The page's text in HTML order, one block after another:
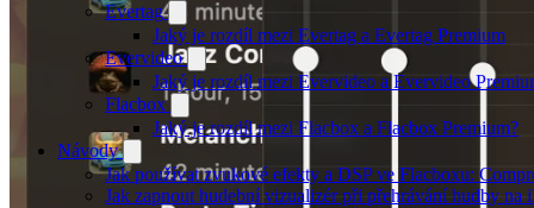
Evertag
Jaký je rozdíl mezi Evertag a Evertag Premium
Evervideo
Jaký je rozdíl mezi Evervideo a Evervideo
Flacbox
Jaký je rozdíl mezi Flacbox a Flacbox Premium?
Návody
Jak používat zvukové efekty a DSP ve Flacboxu:
Jak zapnout hudební vizualizér při přehrávání hudby na